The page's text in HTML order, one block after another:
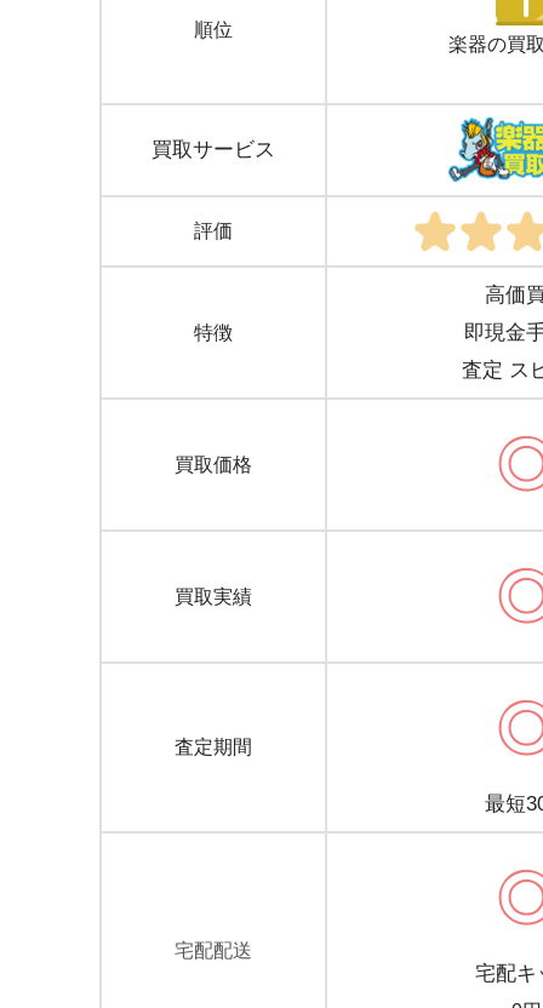
順位
楽器の買
買取サービス
評価
特徴
高価
即現金
査定 ス
買取価格
買取実績
査定期間
最短
宅配配送
宅配キ